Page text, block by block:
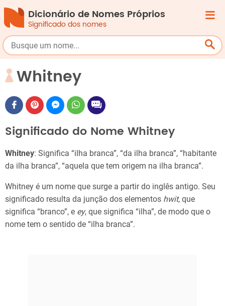
Dicionário de Nomes Próprios
Significado dos nomes
Whitney
Significado do Nome Whitney
Whitney: Significa “ilha branca”, “da ilha branca”, “habitante
da ilha branca”, “aquela que tem origem na ilha branca”.
Whitney é um nome que surge a partir do inglês antigo. Seu
significado resulta da junção dos elementos hwit, que
significa “branco”, e ey, que significa “ilha”, de modo que o
nome tem o sentido de “ilha branca”.